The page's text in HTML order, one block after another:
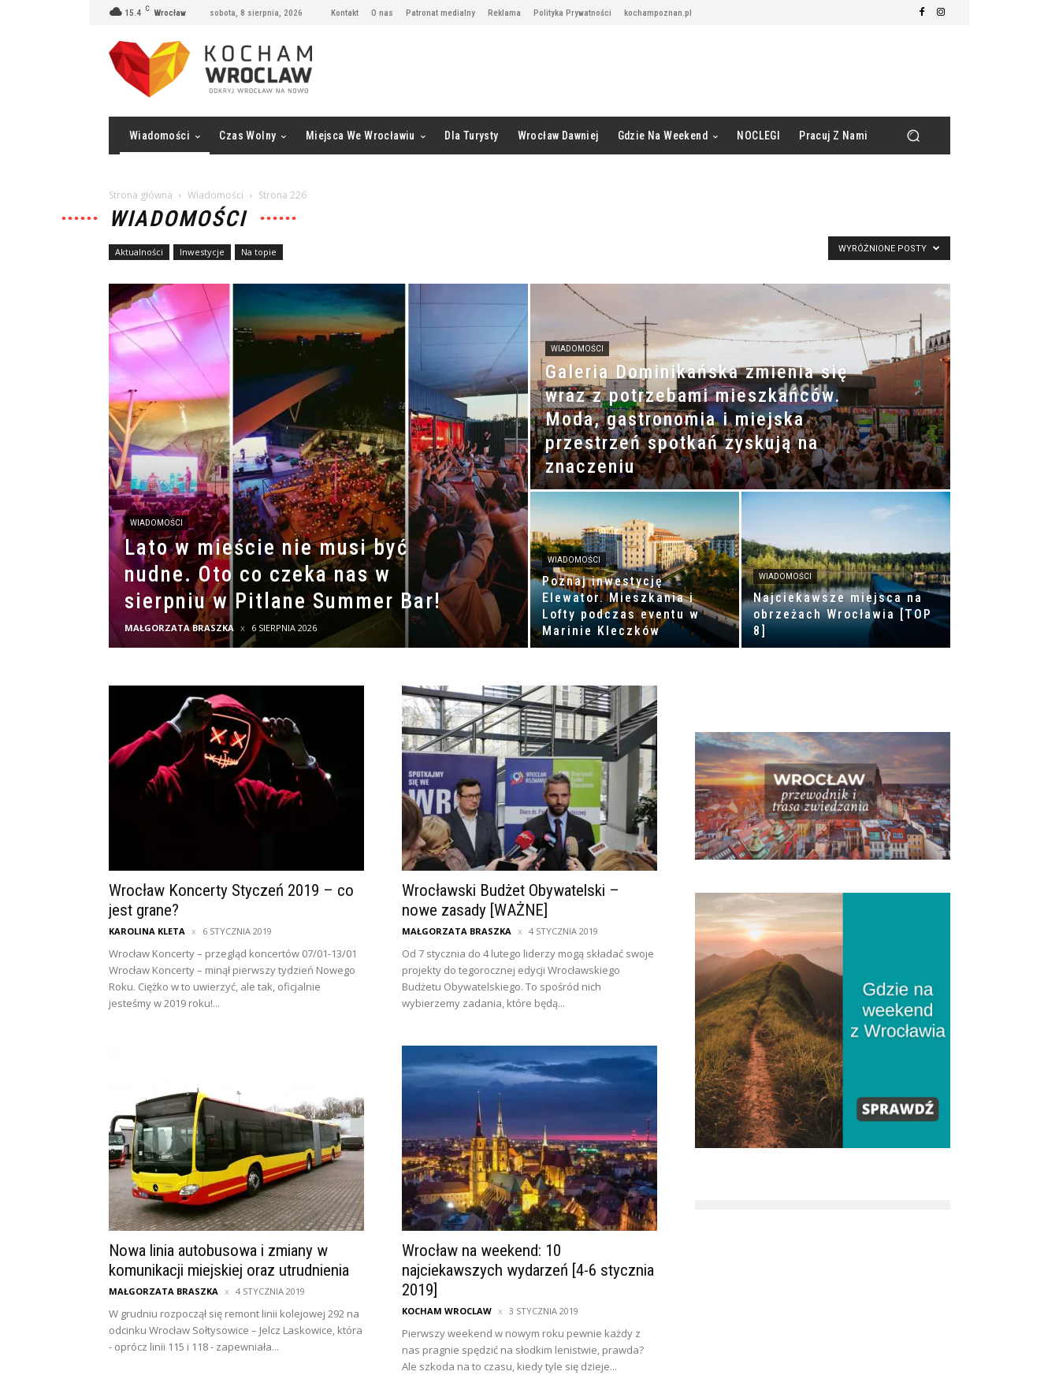
15.4 C Wrocław sobota, 8 sierpnia, 2026 Kontakt O nas Patronat medialny Reklama Polityka Prywatności kochampoznan.pl
Wiadomości Czas Wolny Miejsca We Wrocławiu Dla Turysty Wrocław Dawniej Gdzie Na Weekend NOCLEGI Pracuj Z Nami
Strona główna Wiadomości Strona 226
WIADOMOŚCI
Aktualności Inwestycje Na topie WYRÓŻNIONE POSTY
WIADOMOŚCI
Lato w mieście nie musi być
nudne. Oto co czeka nas w
sierpniu w Pitlane Summer Bar!
MAŁGORZATA BRASZKA 6 SIERPNIA 2026
WIADOMOŚCI
Galeria Dominikańska zmienia się
wraz z potrzebami mieszkańców.
Moda, gastronomia i miejska
przestrzeń spotkań zyskują na
znaczeniu
WIADOMOŚCI
Poznaj inwestycję
Elewator. Mieszkania i
Lofty podczas eventu w
Marinie Kleczków
WIADOMOŚCI
Najciekawsze miejsca na
obrzeżach Wrocławia [TOP
8]
Wrocław Koncerty Styczeń 2019 – co
jest grane?
KAROLINA KLETA 6 STYCZNIA 2019
Wrocław Koncerty – przegląd koncertów 07/01-13/01
Wrocław Koncerty – minął pierwszy tydzień Nowego
Roku. Ciężko w to uwierzyć, ale tak, oficjalnie
jesteśmy w 2019 roku!...
Wrocławski Budżet Obywatelski –
nowe zasady [WAŻNE]
MAŁGORZATA BRASZKA 4 STYCZNIA 2019
Od 7 stycznia do 4 lutego liderzy mogą składać swoje
projekty do tegorocznej edycji Wrocławskiego
Budżetu Obywatelskiego. To spośród nich
wybierzemy zadania, które będą...
Nowa linia autobusowa i zmiany w
komunikacji miejskiej oraz utrudnienia
MAŁGORZATA BRASZKA 4 STYCZNIA 2019
W grudniu rozpoczął się remont linii kolejowej 292 na
odcinku Wrocław Sołtysowice – Jelcz Laskowice, która
- oprócz linii 115 i 118 - zapewniała...
Wrocław na weekend: 10
najciekawszych wydarzeń [4-6 stycznia
2019]
KOCHAM WROCLAW 3 STYCZNIA 2019
Pierwszy weekend w nowym roku pewnie każdy z
nas pragnie spędzić na słodkim lenistwie, prawda?
Ale szkoda na to czasu, kiedy tyle się dzieje...